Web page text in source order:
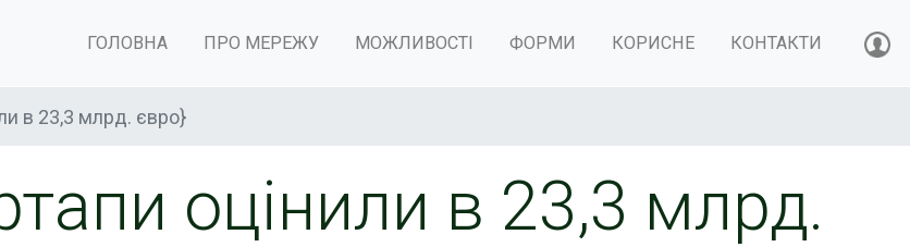
ГОЛОВНА ПРО МЕРЕЖУ МОЖЛИВОСТІ ФОРМИ КОРИСНЕ КОНТАКТИ
в 23,3 млрд. євро}
оцінили в 23,3 млрд.